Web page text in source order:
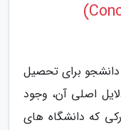
دانشجو برای تحصیل
اصلی آن، وجود
که دانشگاه های